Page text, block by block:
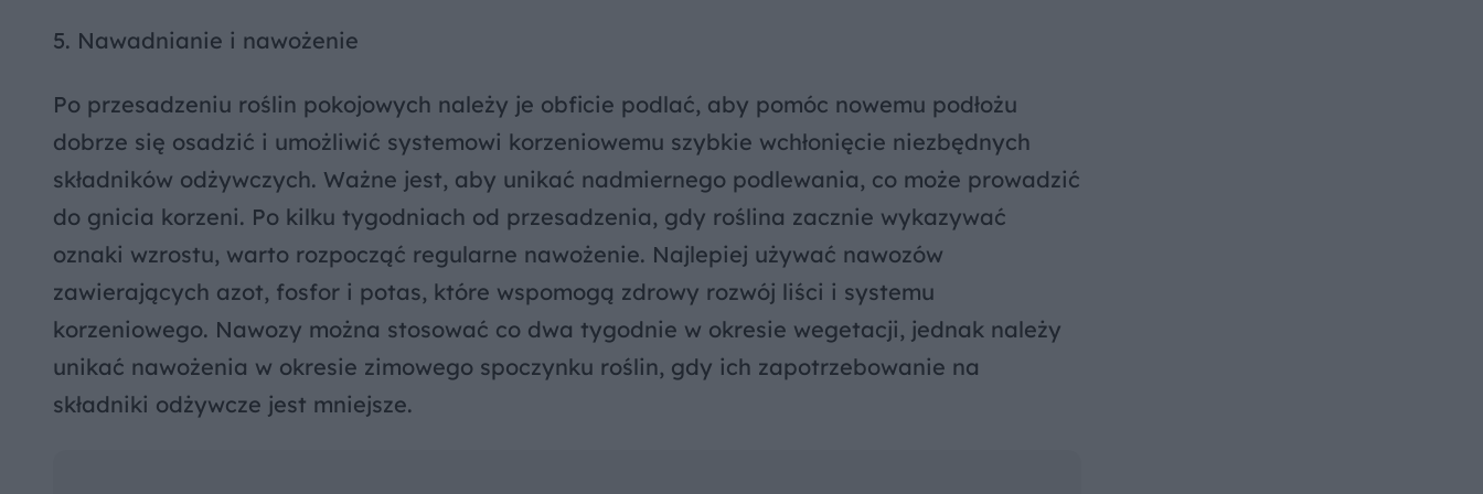
5. Nawadnianie i nawożenie
Po przesadzeniu roślin pokojowych należy je obficie podlać, aby pomóc nowemu podłożu
dobrze się osadzić i umożliwić systemowi korzeniowemu szybkie wchłonięcie niezbędnych
składników odżywczych. Ważne jest, aby unikać nadmiernego podlewania, co może prowadzić
do gnicia korzeni. Po kilku tygodniach od przesadzenia, gdy roślina zacznie wykazywać
oznaki wzrostu, warto rozpocząć regularne nawożenie. Najlepiej używać nawozów
zawierających azot, fosfor i potas, które wspomogą zdrowy rozwój liści i systemu
korzeniowego. Nawozy można stosować co dwa tygodnie w okresie wegetacji, jednak należy
unikać nawożenia w okresie zimowego spoczynku roślin, gdy ich zapotrzebowanie na
składniki odżywcze jest mniejsze.